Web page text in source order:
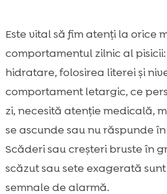
Este vital să fim atenți la orice
comportamentul zilnic al
hidratare, folosirea literei și
comportament letargic, ce
zi, necesită atenție medicală,
se ascunde sau nu răspunde
Scăderi sau creșteri bruste în
scăzut sau sete exagerată
semnale de alarmă.